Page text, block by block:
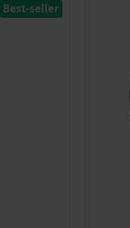
Best-seller